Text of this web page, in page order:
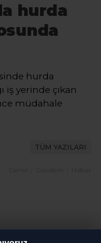
hurda
hurda
iş yerinde çıkan
müdahale
TÜM YAZILARI
Gündem Haber